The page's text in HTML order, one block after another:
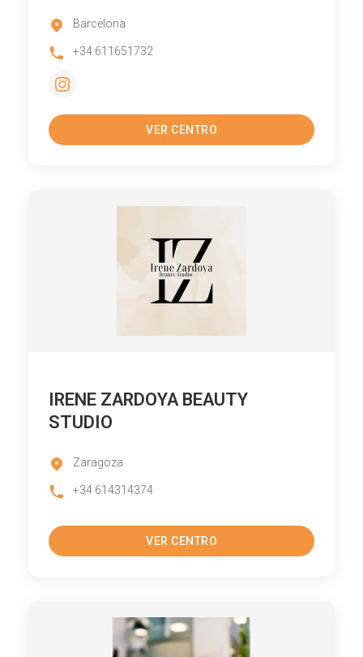
Barcelona
+34 611651732
VER CENTRO
IRENE ZARDOYA BEAUTY
STUDIO
Zaragoza
+34 614314374
VER CENTRO